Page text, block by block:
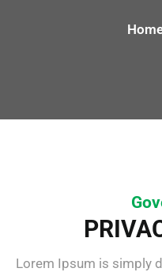
Lorem Ipsum is simply